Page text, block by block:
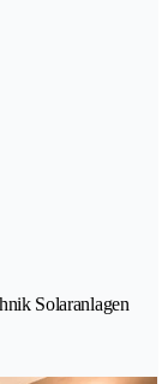
Solaranlagen